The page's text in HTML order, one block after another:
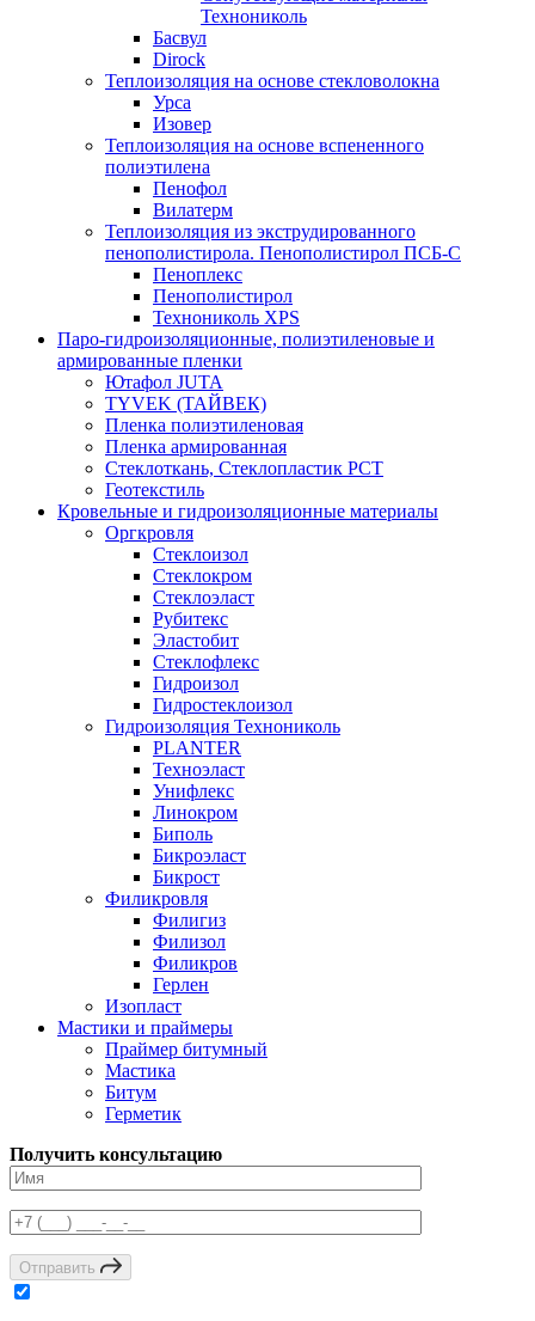
Технониколь
Басвул
Dirock
Теплоизоляция на основе стекловолокна
Урса
Изовер
Теплоизоляция на основе вспененного
полиэтилена
Пенофол
Вилатерм
Теплоизоляция из экструдированного
пенополистирола. Пенополистирол ПСБ-С
Пеноплекс
Пенополистирол
Технониколь XPS
Паро-гидроизоляционные, полиэтиленовые и
армированные пленки
Ютафол JUTA
TYVEK (ТАЙВЕК)
Пленка полиэтиленовая
Пленка армированная
Стеклоткань, Стеклопластик РСТ
Геотекстиль
Кровельные и гидроизоляционные материалы
Оргкровля
Стеклоизол
Стеклокром
Стеклоэласт
Рубитекс
Эластобит
Стеклофлекс
Гидроизол
Гидростеклоизол
Гидроизоляция Технониколь
PLANTER
Техноэласт
Унифлекс
Линокром
Биполь
Бикроэласт
Бикрост
Филикровля
Филигиз
Филизол
Филикров
Герлен
Изопласт
Мастики и праймеры
Праймер битумный
Мастика
Битум
Герметик
Получить консультацию
Отправить